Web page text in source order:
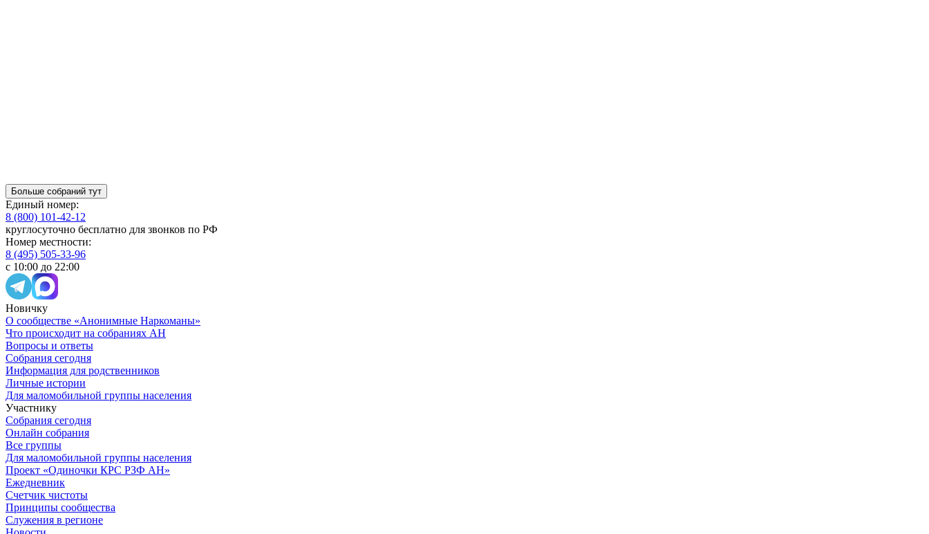
Больше собраний тут
Единый номер:
8 (800) 101-42-12
круглосуточно бесплатно для звонков по РФ
Номер местности:
8 (495) 505-33-96
с 10:00 до 22:00
Новичку
О сообществе «Анонимные Наркоманы»
Что происходит на собраниях АН
Вопросы и ответы
Собрания сегодня
Информация для родственников
Личные истории
Для маломобильной группы населения
Участнику
Собрания сегодня
Онлайн собрания
Все группы
Для маломобильной группы населения
Проект «Одиночки КРС РЗФ АН»
Ежедневник
Счетчик чистоты
Принципы сообщества
Служения в регионе